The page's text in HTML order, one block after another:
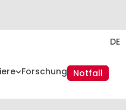
DE
Forschung Notfall